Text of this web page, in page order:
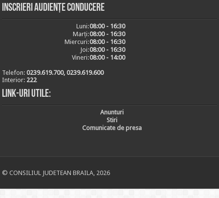
Inscrieri audiențe conducere
Luni:08:00 - 16:30
Marți:08:00 - 16:30
Miercuri:08:00 - 16:30
Joi:08:00 - 16:30
Vineri:08:00 - 14:00
Telefon:0239.619.700, 0239.619.600
Interior: 222
Link-uri utile:
Anunturi
Stiri
Comunicate de presa
© CONSILIUL JUDETEAN BRAILA, 2026